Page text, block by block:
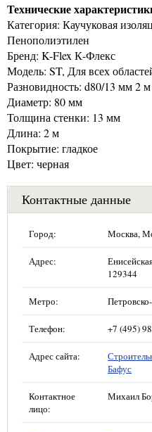
Технические
Категория: Каучуковая
Пенополиэтилен
Бренд: K-Flex К-Флекс
Модель: ST, Для всех
Разновидность: d80/13 мм 2 м
Диаметр: 80 мм
Толщина стенки: 13 мм
Длина: 2 м
Покрытие: гладкое
Цвет: черная
Контактные данные
Город: Москва,
Адрес:
129344
Метро:
Телефон: +7 (495)
Адрес сайта:
Бафус
Контактное
лицо:
Михаил